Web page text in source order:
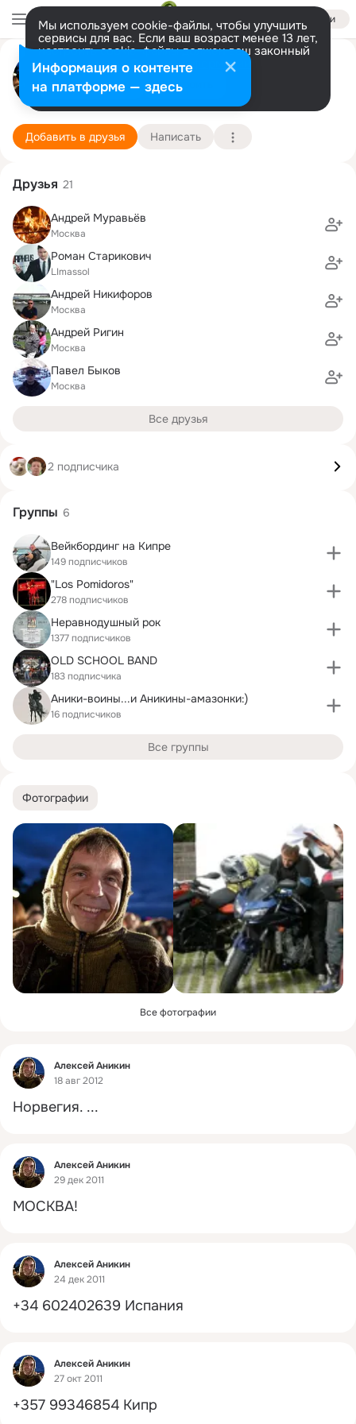
Войти
Мы используем cookie-файлы, чтобы улучшить
сервисы для вас. Если ваш возраст менее 13 лет,
настроить cookie-файлы должен ваш законный
представитель. Больше информации
Разрешить все Настроить
Алексей Аникин
Москва 4 июня (54 года)
Подробнее
Добавить в друзья Написать
Фотографии
Все фотографии
Фид
Алексей Аникин
18 авг 2012
Норвегия. ...
Фид
Алексей Аникин
29 дек 2011
МОСКВА!
Фид
Алексей Аникин
24 дек 2011
+34 602402639 Испания
Фид
Алексей Аникин
27 окт 2011
+357 99346854 Кипр
Друзья 21
Андрей Муравьёв
Москва
Роман Старикович
LImassol
Андрей Никифоров
Москва
Андрей Ригин
Москва
Павел Быков
Москва
Все друзья
2 подписчика
Группы 6
Вейкбординг на Кипре
149 подписчиков
"Los Pomidoros"
278 подписчиков
Неравнодушный рок
1377 подписчиков
OLD SCHOOL BAND
183 подписчика
Аники-воины...и Аникины-амазонки:)
16 подписчиков
Все группы
Информация о контенте
на платформе — здесь